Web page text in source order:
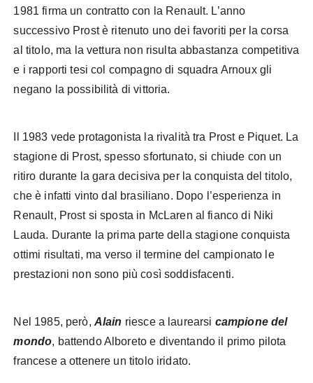
1981 firma un contratto con la Renault. L’anno
successivo Prost è ritenuto uno dei favoriti per la corsa
al titolo, ma la vettura non risulta abbastanza competitiva
e i rapporti tesi col compagno di squadra Arnoux gli
negano la possibilità di vittoria.
Il 1983 vede protagonista la rivalità tra Prost e Piquet. La
stagione di Prost, spesso sfortunato, si chiude con un
ritiro durante la gara decisiva per la conquista del titolo,
che è infatti vinto dal brasiliano. Dopo l’esperienza in
Renault, Prost si sposta in McLaren al fianco di Niki
Lauda. Durante la prima parte della stagione conquista
ottimi risultati, ma verso il termine del campionato le
prestazioni non sono più così soddisfacenti.
Nel 1985, però, Alain riesce a laurearsi campione del
mondo, battendo Alboreto e diventando il primo pilota
francese a ottenere un titolo iridato.